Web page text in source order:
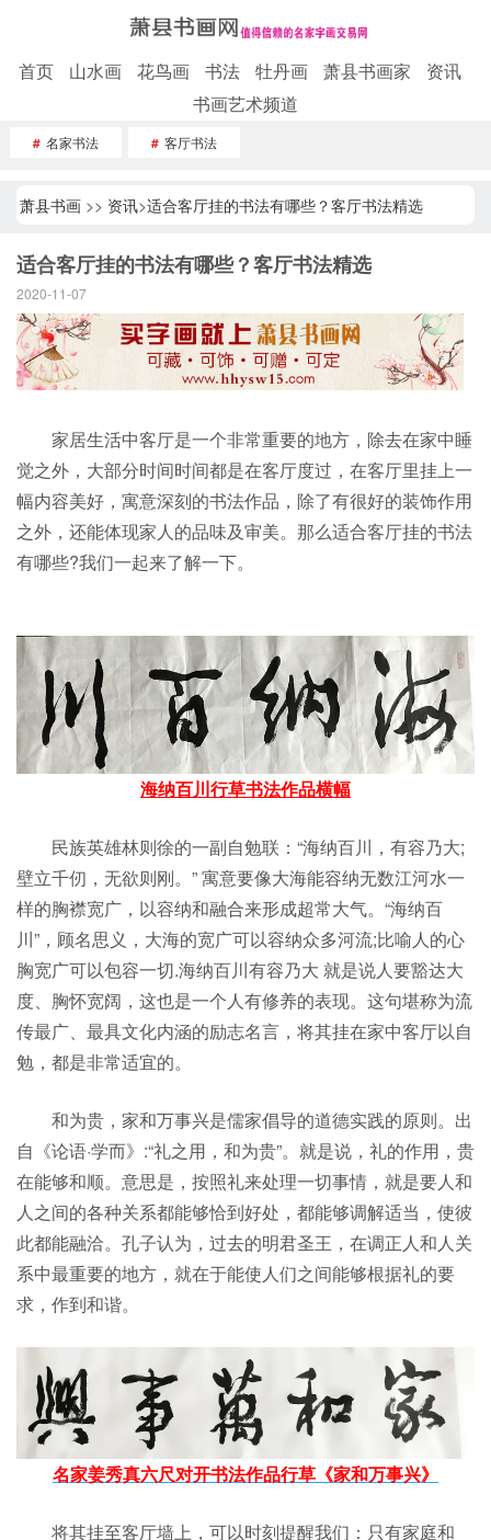
首页 山水画 花鸟画 书法 牡丹画 萧县书画家
资讯
书画艺术频道
# 名家书法 # 客厅书法
萧县书画>> 资讯>适合客厅挂的书法有哪些？客厅书法精选
适合客厅挂的书法有哪些？客厅书法精选
2020-11-07
家居生活中客厅是一个非常重要的地方，除去在家中睡
觉之外，大部分时间时间都是在客厅度过，在客厅里挂上一
幅内容美好，寓意深刻的书法作品，除了有很好的装饰作用
之外，还能体现家人的品味及审美。那么适合客厅挂的书法
有哪些?我们一起来了解一下。
海纳百川行草书法作品横幅
民族英雄林则徐的一副自勉联：“海纳百川，有容乃大;
壁立千仞，无欲则刚。” 寓意要像大海能容纳无数江河水一
样的胸襟宽广，以容纳和融合来形成超常大气。“海纳百
川”，顾名思义，大海的宽广可以容纳众多河流;比喻人的心
胸宽广可以包容一切.海纳百川有容乃大 就是说人要豁达大
度、胸怀宽阔，这也是一个人有修养的表现。这句堪称为流
传最广、最具文化内涵的励志名言，将其挂在家中客厅以自
勉，都是非常适宜的。
和为贵，家和万事兴是儒家倡导的道德实践的原则。出
自《论语·学而》:“礼之用，和为贵”。就是说，礼的作用，贵
在能够和顺。意思是，按照礼来处理一切事情，就是要人和
人之间的各种关系都能够恰到好处，都能够调解适当，使彼
此都能融洽。孔子认为，过去的明君圣王，在调正人和人关
系中最重要的地方，就在于能使人们之间能够根据礼的要
求，作到和谐。
名家姜秀真六尺对开书法作品行草《家和万事兴》
将其挂至客厅墙上，可以时刻提醒我们：只有家庭和